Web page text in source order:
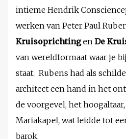
intieme Hendrik
werken van Peter Paul
Kruisoprichtingen De
van wereldformaat waar je
staat. Rubens had als
architect een hand in het
de voorgevel, het
Mariakapel, wat leidde tot
barok.